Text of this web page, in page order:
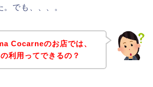
でも、、、。
Cocarneのお店では、
利用ってできるの？